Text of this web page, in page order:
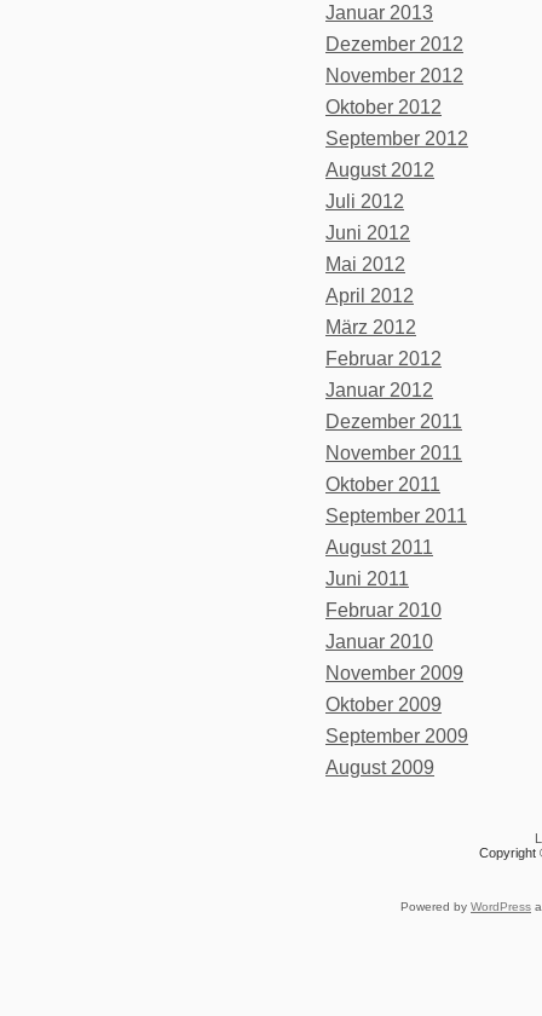
Januar 2013
Dezember 2012
November 2012
Oktober 2012
September 2012
August 2012
Juli 2012
Juni 2012
Mai 2012
April 2012
März 2012
Februar 2012
Januar 2012
Dezember 2011
November 2011
Oktober 2011
September 2011
August 2011
Juni 2011
Februar 2010
Januar 2010
November 2009
Oktober 2009
September 2009
August 2009
Copyright
Powered by WordPress